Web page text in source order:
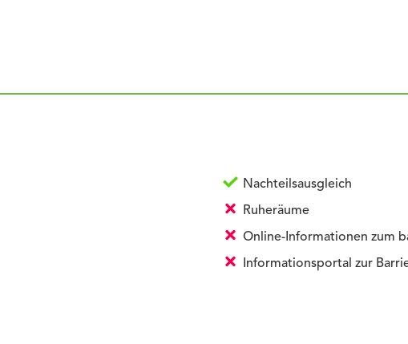
Nachteilsausgleich
Ruheräume
Online-Informationen zum
Informationsportal zur